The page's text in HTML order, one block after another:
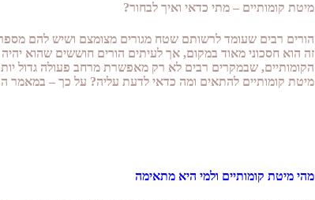
מיטת קומותיים – מתי כדאי ואיך לבחור?
הורים רבים שעומד לרשותם שטח מגורים מצומצם ושיש להם
זה הוא חסכוני מאוד במקום, אך לעיתים הורים חוששים שהוא
הקומותיים, שבמקרים רבים לא רק מאפשרת מרחב פעולה גדול
מיטת קומותיים להתאים ומה כדאי לדעת עליה? על כך – במאמר
מהי מיטת קומותיים ולמי היא מתאימה